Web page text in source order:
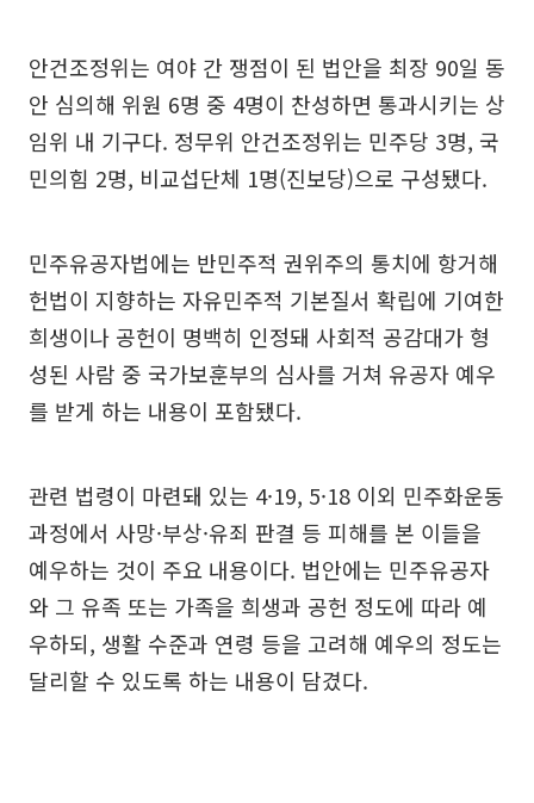
안건조정위는 여야 간 쟁점이 된 법안을 최장 90일 동
안 심의해 위원 6명 중 4명이 찬성하면 통과시키는 상
임위 내 기구다. 정무위 안건조정위는 민주당 3명, 국
민의힘 2명, 비교섭단체 1명(진보당)으로 구성됐다.
민주유공자법에는 반민주적 권위주의 통치에 항거해
헌법이 지향하는 자유민주적 기본질서 확립에 기여한
희생이나 공헌이 명백히 인정돼 사회적 공감대가 형
성된 사람 중 국가보훈부의 심사를 거쳐 유공자 예우
를 받게 하는 내용이 포함됐다.
관련 법령이 마련돼 있는 4·19, 5·18 이외 민주화운동
과정에서 사망·부상·유죄 판결 등 피해를 본 이들을
예우하는 것이 주요 내용이다. 법안에는 민주유공자
와 그 유족 또는 가족을 희생과 공헌 정도에 따라 예
우하되, 생활 수준과 연령 등을 고려해 예우의 정도는
달리할 수 있도록 하는 내용이 담겼다.